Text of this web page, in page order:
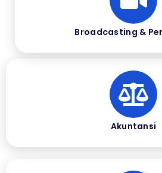
Broadcasting &
Akuntansi